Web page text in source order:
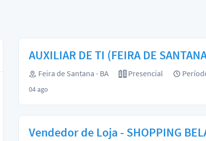
AUXILIAR DE TI (FEIRA DE
Feira de Santana - BA Presencial
04 ago
Vendedor de Loja - SHOPPING